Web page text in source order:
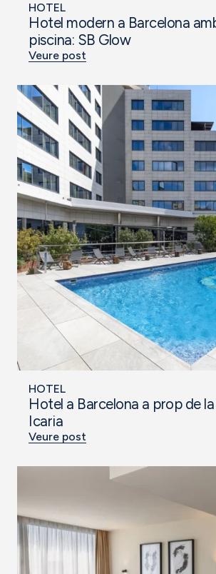
HOTEL
Hotel modern a Barcelona
piscina: SB Glow
Veure post
HOTEL
Hotel a Barcelona a prop de
Icaria
Veure post